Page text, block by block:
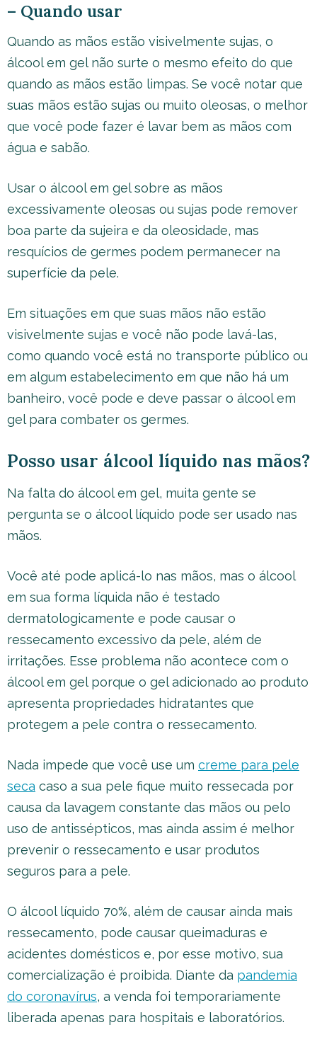
– Quando usar
Quando as mãos estão visivelmente sujas, o
álcool em gel não surte o mesmo efeito do que
quando as mãos estão limpas. Se você notar que
suas mãos estão sujas ou muito oleosas, o melhor
que você pode fazer é lavar bem as mãos com
água e sabão.
Usar o álcool em gel sobre as mãos
excessivamente oleosas ou sujas pode remover
boa parte da sujeira e da oleosidade, mas
resquícios de germes podem permanecer na
superfície da pele.
Em situações em que suas mãos não estão
visivelmente sujas e você não pode lavá-las,
como quando você está no transporte público ou
em algum estabelecimento em que não há um
banheiro, você pode e deve passar o álcool em
gel para combater os germes.
Posso usar álcool líquido nas mãos?
Na falta do álcool em gel, muita gente se
pergunta se o álcool líquido pode ser usado nas
mãos.
Você até pode aplicá-lo nas mãos, mas o álcool
em sua forma líquida não é testado
dermatologicamente e pode causar o
ressecamento excessivo da pele, além de
irritações. Esse problema não acontece com o
álcool em gel porque o gel adicionado ao produto
apresenta propriedades hidratantes que
protegem a pele contra o ressecamento.
Nada impede que você use um creme para pele
seca caso a sua pele fique muito ressecada por
causa da lavagem constante das mãos ou pelo
uso de antissépticos, mas ainda assim é melhor
prevenir o ressecamento e usar produtos
seguros para a pele.
O álcool líquido 70%, além de causar ainda mais
ressecamento, pode causar queimaduras e
acidentes domésticos e, por esse motivo, sua
comercialização é proibida. Diante da pandemia
do coronavírus, a venda foi temporariamente
liberada apenas para hospitais e laboratórios.